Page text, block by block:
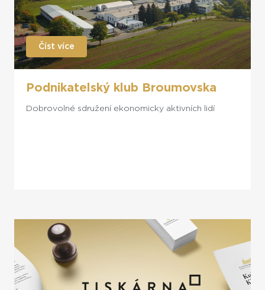
Číst více
Podnikatelský klub Broumovska
Dobrovolné sdružení ekonomicky aktivních lidí